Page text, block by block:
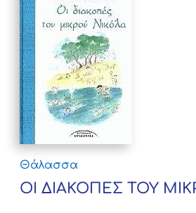
Θάλασσα
ΟΙ ΔΙΑΚΟΠΕΣ ΤΟΥ